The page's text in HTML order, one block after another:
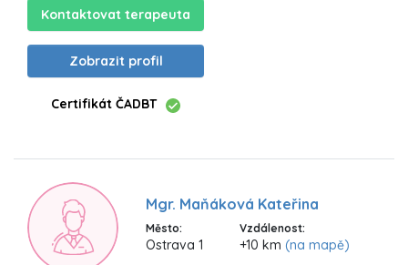
Kontaktovat terapeuta
Zobrazit profil
Certifikát ČADBT
Mgr. Maňáková Kateřina
Město:
Ostrava 1
Vzdálenost:
+10 km (na mapě)